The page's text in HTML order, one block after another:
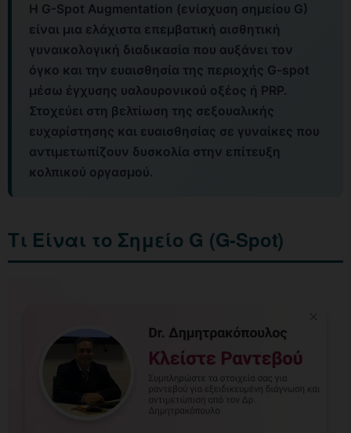
Η G-Spot Augmentation (ενίσχυση σημείου G)
είναι μια ελάχιστα επεμβατική αισθητική
γυναικολογική διαδικασία που αυξάνει τον
όγκο και την ευαισθησία της περιοχής G-spot
μέσω έγχυσης υαλουρονικού οξέος ή PRP.
Στοχεύει στη βελτίωση της σεξουαλικής
ευχαρίστησης και ευαισθησίας σε γυναίκες που
αντιμετωπίζουν δυσκολία στην επίτευξη
κολπικού οργασμού.
Τι Είναι το Σημείο G (G-Spot)